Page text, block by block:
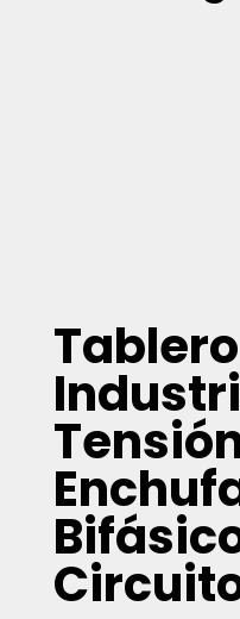
Tablero